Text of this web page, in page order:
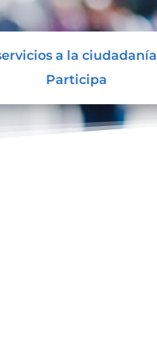
a la ciudadanía
Participa